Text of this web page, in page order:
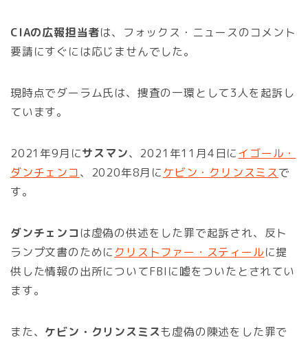
CIAの広報担当者は、フォックス・ニュースのコメント
要請にすぐには応じませんでした。
現時点でダーラム氏は、捜査の一環として3人を起訴し
ています。
2021年9月にサスマン、2021年11月4日にイゴール・
ダンチェンコ、2020年8月にケビン・クリンスミスで
す。
ダンチェンコは虚偽の供述をした罪で起訴され、反ト
ランプ文書のために クリストファー・スティールに提
供した情報の出所についてFBIに嘘をついたとされてい
ます。
また、 ケビン・クリンスミスも虚偽の陳述をした罪で